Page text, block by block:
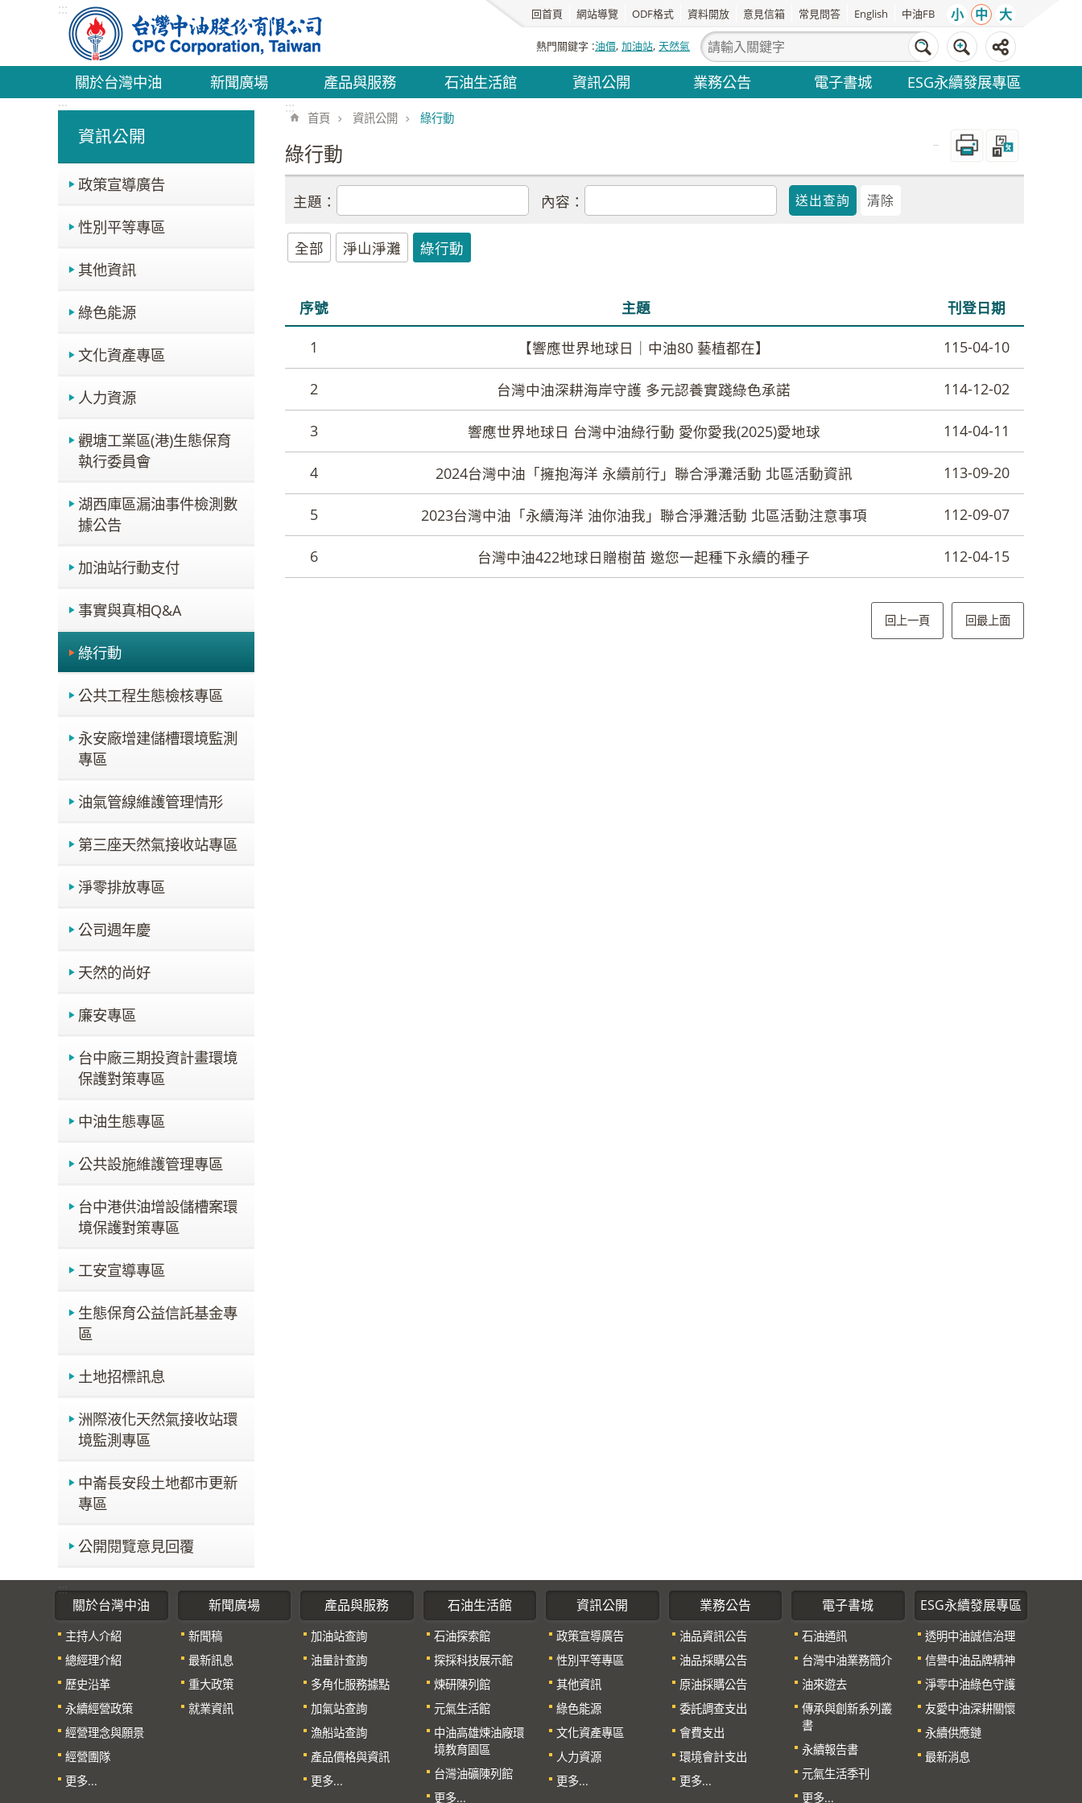
跳到主要內容區塊
::: 回首頁 網站導覽 ODF格式 資料開放 意見信箱 常見問答 English 中油FB 小 中 大
熱門關鍵字 油價 加油站 天然氣
關於台灣中油 新聞廣場 產品與服務 石油生活館 資訊公開 業務公告 電子書城 ESG永續發展專區
:::
資訊公開
政策宣導廣告
性別平等專區
其他資訊
綠色能源
文化資產專區
人力資源
觀塘工業區(港)生態保育
執行委員會
湖西庫區漏油事件檢測數
據公告
加油站行動支付
事實與真相Q&A
綠行動
公共工程生態檢核專區
永安廠增建儲槽環境監測
專區
油氣管線維護管理情形
第三座天然氣接收站專區
淨零排放專區
公司週年慶
天然的尚好
廉安專區
台中廠三期投資計畫環境
保護對策專區
中油生態專區
公共設施維護管理專區
台中港供油增設儲槽案環
境保護對策專區
工安宣導專區
生態保育公益信託基金專
區
土地招標訊息
洲際液化天然氣接收站環
境監測專區
中崙長安段土地都市更新
專區
公開閱覽意見回覆
:::
首頁 資訊公開 綠行動
綠行動
主題： 內容：
全部 淨山淨灘 綠行動
序號 主題 刊登日期
1 【響應世界地球日｜中油80 藝植都在】 115-04-10
2 台灣中油深耕海岸守護 多元認養實踐綠色承諾 114-12-02
3 響應世界地球日 台灣中油綠行動 愛你愛我(2025)愛地球 114-04-11
4 2024台灣中油「擁抱海洋 永續前行」聯合淨灘活動 北區活動資訊 113-09-20
5 2023台灣中油「永續海洋 油你油我」聯合淨灘活動 北區活動注意事項 112-09-07
6 台灣中油422地球日贈樹苗 邀您一起種下永續的種子 112-04-15
回上一頁 回最上面
:::
關於台灣中油
主持人介紹
總經理介紹
歷史沿革
永續經營政策
經營理念與願景
經營團隊
更多...
新聞廣場
新聞稿
最新訊息
重大政策
就業資訊
產品與服務
加油站查詢
油量計查詢
多角化服務據點
加氣站查詢
漁船站查詢
產品價格與資訊
更多...
石油生活館
石油探索館
探採科技展示館
煉研陳列館
元氣生活館
中油高雄煉油廠環
境教育園區
台灣油礦陳列館
更多...
資訊公開
政策宣導廣告
性別平等專區
其他資訊
綠色能源
文化資產專區
人力資源
更多...
業務公告
油品資訊公告
油品採購公告
原油採購公告
委託調查支出
會費支出
環境會計支出
更多...
電子書城
石油通訊
台灣中油業務簡介
油來遊去
傳承與創新系列叢
書
永續報告書
元氣生活季刊
更多...
ESG永續發展專區
透明中油誠信治理
信譽中油品牌精神
淨零中油綠色守護
友愛中油深耕關懷
永續供應鏈
最新消息